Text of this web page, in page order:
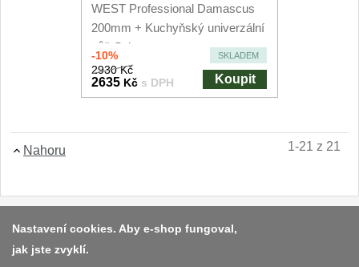
WEST Professional Damascus
200mm + Kuchyňský univerzální
nůž Seburo...
-10% SKLADEM
2930 Kč
2635 Kč s DPH Koupit
Nahoru 1-21 z 21
Platba a dodávka
Obchodní podmínky
Nastavení cookies. Aby e-shop fungoval,
jak jste zvyklí.